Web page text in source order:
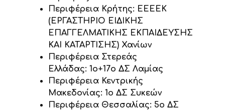
Περιφέρεια Κρήτης: ΕΕΕΕΚ
(ΕΡΓΑΣΤΗΡΙΟ ΕΙΔΙΚΗΣ
ΕΠΑΓΓΕΛΜΑΤΙΚΗΣ ΕΚΠΑΙΔΕΥΣΗΣ
ΚΑΙ ΚΑΤΑΡΤΙΣΗΣ) Χανίων
Περιφέρεια Στερεάς
Ελλάδας: 1ο+17ο ΔΣ Λαμίας
Περιφέρεια Κεντρικής
Μακεδονίας: 1ο ΔΣ Συκεών
Περιφέρεια Θεσσαλίας: 5ο ΔΣ